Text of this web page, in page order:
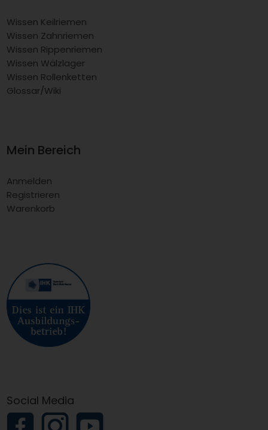
Wissen Keilriemen
Wissen Zahnriemen
Wissen Rippenriemen
Wissen Wälzlager
Wissen Rollenketten
Glossar/Wiki
Mein Bereich
Anmelden
Registrieren
Warenkorb
Social Media